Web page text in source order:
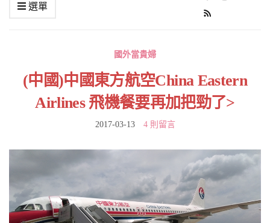
選單
國外當貴婦
(中國)中國東方航空China Eastern
Airlines 飛機餐要再加把勁了>
2017-03-13 4 則留言